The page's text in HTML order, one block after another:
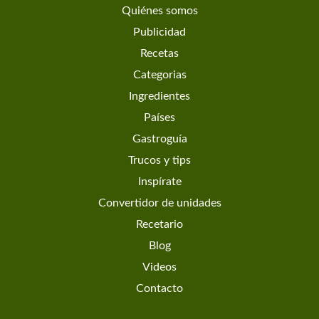
Quiénes somos
Publicidad
Recetas
Categorias
Ingredientes
Países
Gastroguía
Trucos y tips
Inspírate
Convertidor de unidades
Recetario
Blog
Videos
Contacto